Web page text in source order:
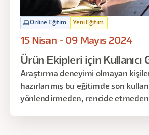
Online Eğitim Yeni Eğitim
15 Nisan - 09 Mayıs 2024
Ürün Ekipleri için Kullanıcı
Araştırma deneyimi olmayan
hazırlanmış bu eğitimde son
yönlendirmeden, rencide